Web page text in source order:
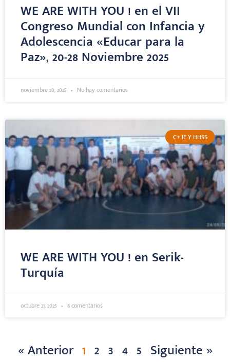
WE ARE WITH YOU ! en el VII
Congreso Mundial con Infancia y
Adolescencia «Educar para la
Paz», 20-28 Noviembre 2025
noviembre 20, 2025 No hay comentarios
C+ IE Y HHSS
WE ARE WITH YOU ! en Serik-
Turquía
octubre 21, 2025 6 comentarios
« Anterior 1 2 3 4 5 Siguiente »